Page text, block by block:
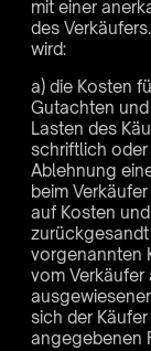
mit einer
des
wird:
a) die Kosten
Gutachten
Lasten des
schriftlich
Ablehnung
beim
auf Kosten
vorgenannten
vom
sich der
angegebenen